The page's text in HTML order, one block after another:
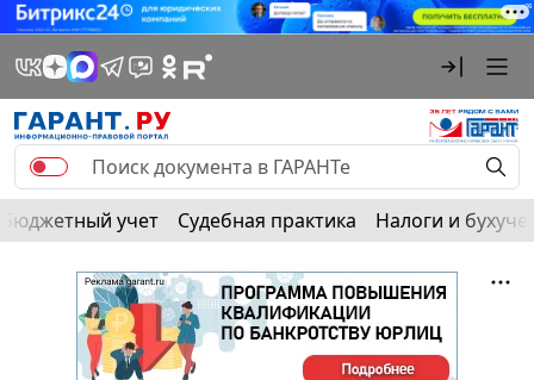
Бюджетный учет Судебная практика Налоги и